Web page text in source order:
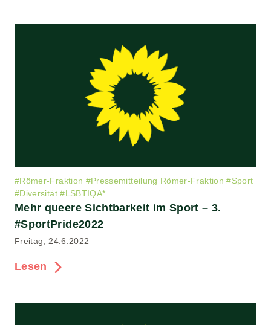
#Römer-Fraktion #Pressemitteilung Römer-Fraktion #Sport
#Diversität #LSBTIQA*
Mehr queere Sichtbarkeit im Sport – 3.
#SportPride2022
Freitag, 24.6.2022
Lesen